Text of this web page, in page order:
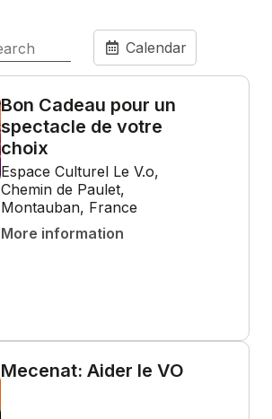
Calendar
Bon Cadeau pour un
spectacle de votre
choix
Espace Culturel Le V.o,
Chemin de Paulet,
Montauban, France
More information
Mecenat: Aider le VO